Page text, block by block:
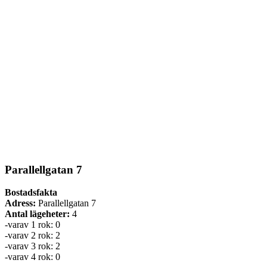
Parallellgatan 7
Bostadsfakta
Adress: Parallellgatan 7
Antal lägeheter: 4
-varav 1 rok: 0
-varav 2 rok: 2
-varav 3 rok: 2
-varav 4 rok: 0